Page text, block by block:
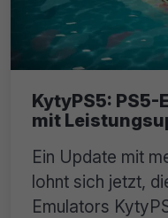
KytyPS5:
mit
Ein Update mit
lohnt sich jetzt,
Emulators